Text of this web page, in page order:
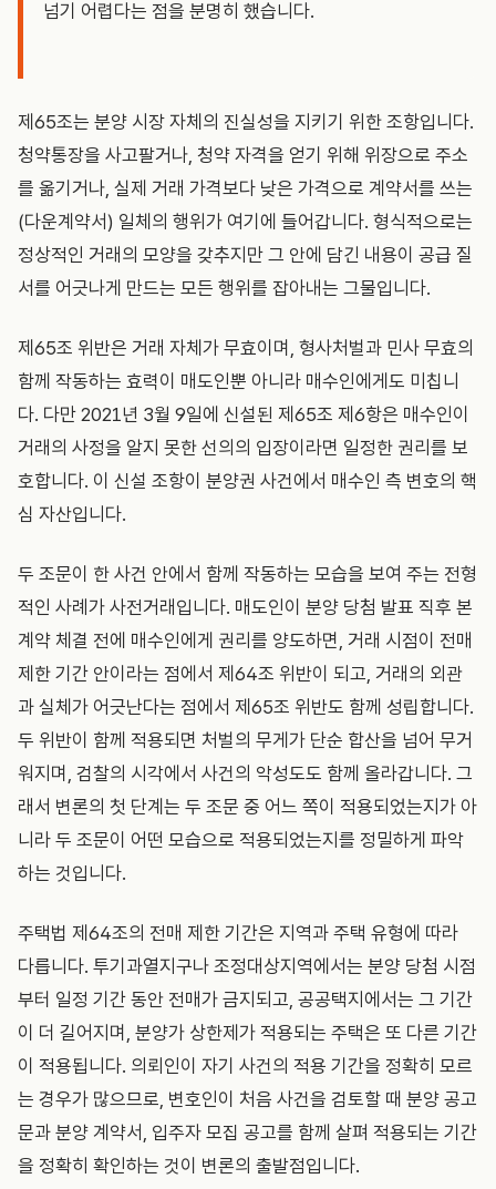
넘기 어렵다는 점을 분명히 했습니다.
제65조는 분양 시장 자체의 진실성을 지키기 위한 조항입니다.
청약통장을 사고팔거나, 청약 자격을 얻기 위해 위장으로 주소
를 옮기거나, 실제 거래 가격보다 낮은 가격으로 계약서를 쓰는
(다운계약서) 일체의 행위가 여기에 들어갑니다. 형식적으로는
정상적인 거래의 모양을 갖추지만 그 안에 담긴 내용이 공급 질
서를 어긋나게 만드는 모든 행위를 잡아내는 그물입니다.
제65조 위반은 거래 자체가 무효이며, 형사처벌과 민사 무효의
함께 작동하는 효력이 매도인뿐 아니라 매수인에게도 미칩니
다. 다만 2021년 3월 9일에 신설된 제65조 제6항은 매수인이
거래의 사정을 알지 못한 선의의 입장이라면 일정한 권리를 보
호합니다. 이 신설 조항이 분양권 사건에서 매수인 측 변호의 핵
심 자산입니다.
두 조문이 한 사건 안에서 함께 작동하는 모습을 보여 주는 전형
적인 사례가 사전거래입니다. 매도인이 분양 당첨 발표 직후 본
계약 체결 전에 매수인에게 권리를 양도하면, 거래 시점이 전매
제한 기간 안이라는 점에서 제64조 위반이 되고, 거래의 외관
과 실체가 어긋난다는 점에서 제65조 위반도 함께 성립합니다.
두 위반이 함께 적용되면 처벌의 무게가 단순 합산을 넘어 무거
워지며, 검찰의 시각에서 사건의 악성도도 함께 올라갑니다. 그
래서 변론의 첫 단계는 두 조문 중 어느 쪽이 적용되었는지가 아
니라 두 조문이 어떤 모습으로 적용되었는지를 정밀하게 파악
하는 것입니다.
주택법 제64조의 전매 제한 기간은 지역과 주택 유형에 따라
다릅니다. 투기과열지구나 조정대상지역에서는 분양 당첨 시점
부터 일정 기간 동안 전매가 금지되고, 공공택지에서는 그 기간
이 더 길어지며, 분양가 상한제가 적용되는 주택은 또 다른 기간
이 적용됩니다. 의뢰인이 자기 사건의 적용 기간을 정확히 모르
는 경우가 많으므로, 변호인이 처음 사건을 검토할 때 분양 공고
문과 분양 계약서, 입주자 모집 공고를 함께 살펴 적용되는 기간
을 정확히 확인하는 것이 변론의 출발점입니다.